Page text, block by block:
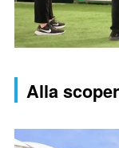
Alla